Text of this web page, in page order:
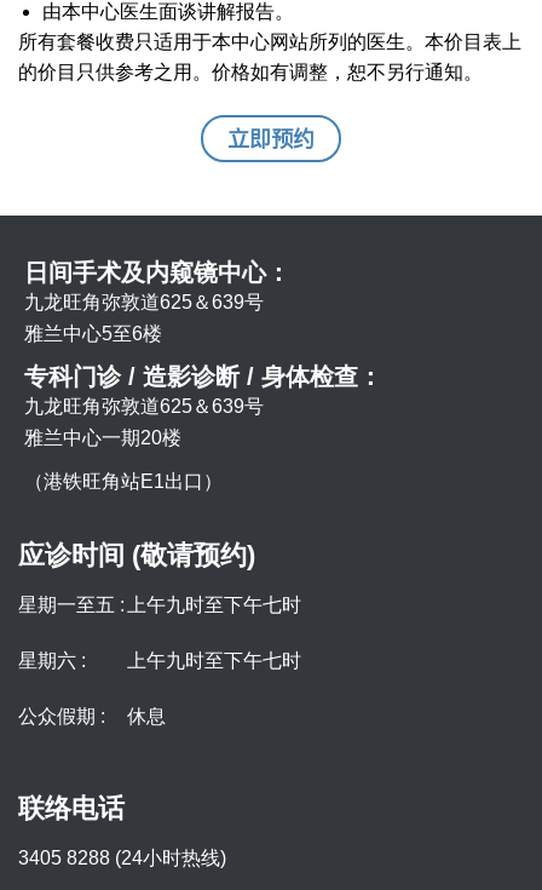
由本中心医生面谈讲解报告。
所有套餐收费只适用于本中心网站所列的医生。本价目表上
的价目只供参考之用。价格如有调整，恕不另行通知。
立即预约
日间手术及内窥镜中心：
九龙旺角弥敦道625＆639号
雅兰中心5至6楼
专科门诊 / 造影诊断 / 身体检查：
九龙旺角弥敦道625＆639号
雅兰中心一期20楼
（港铁旺角站E1出口）
应诊时间 (敬请预约)
星期一至五 : 上午九时至下午七时
星期六 : 上午九时至下午七时
公众假期 : 休息
联络电话
3405 8288 (24小时热线)